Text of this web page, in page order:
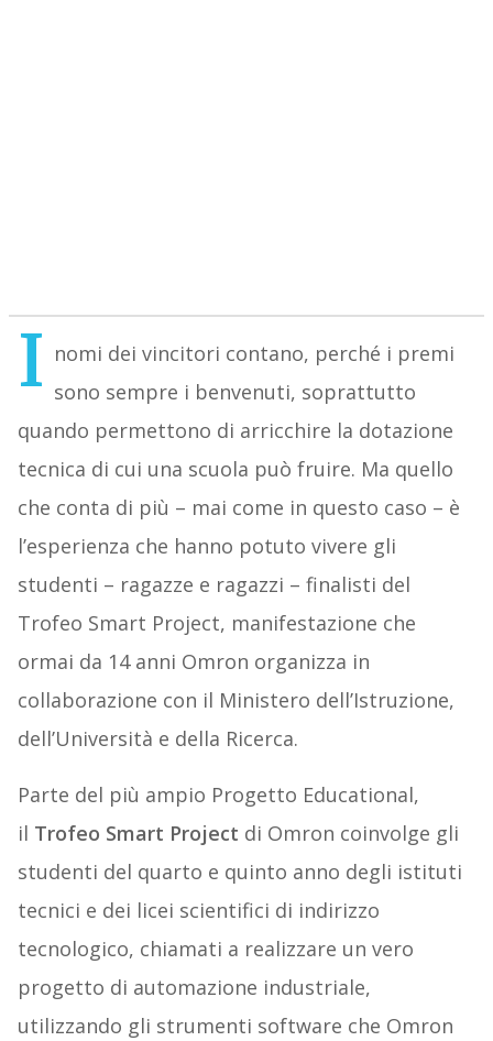
I nomi dei vincitori contano, perché i premi
sono sempre i benvenuti, soprattutto
quando permettono di arricchire la dotazione
tecnica di cui una scuola può fruire. Ma quello
che conta di più – mai come in questo caso – è
l’esperienza che hanno potuto vivere gli
studenti – ragazze e ragazzi – finalisti del
Trofeo Smart Project, manifestazione che
ormai da 14 anni Omron organizza in
collaborazione con il Ministero dell’Istruzione,
dell’Università e della Ricerca.
Parte del più ampio Progetto Educational,
il Trofeo Smart Project di Omron coinvolge gli
studenti del quarto e quinto anno degli istituti
tecnici e dei licei scientifici di indirizzo
tecnologico, chiamati a realizzare un vero
progetto di automazione industriale,
utilizzando gli strumenti software che Omron